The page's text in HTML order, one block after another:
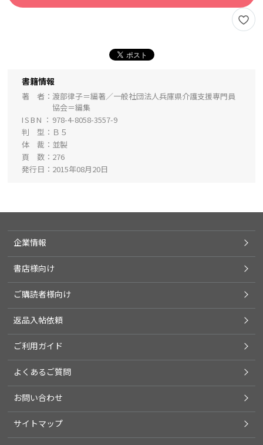
書籍情報
著 者
渡部律子＝編著／一般社団法人兵庫県介護支援専門員
協会＝編集
ISBN
978-4-8058-3557-9
判 型
Ｂ５
体 裁
並製
頁 数
276
発行日
2015年08月20日
企業情報
書店様向け
ご購読者様向け
返品入帖依頼
ご利用ガイド
よくあるご質問
お問い合わせ
サイトマップ